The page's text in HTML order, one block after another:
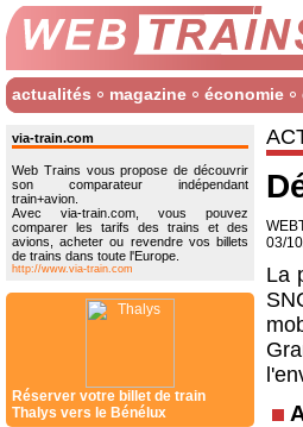
actualités magazine économie
via-train.com
Web Trains vous propose de découvrir
son comparateur indépendant
train+avion.
Avec via-train.com, vous pouvez
comparer les tarifs des trains et des
avions, acheter ou revendre vos billets
de trains dans toute l'Europe.
http://www.via-train.com
Réserver votre billet de train
Thalys vers le Bénélux
03/
La